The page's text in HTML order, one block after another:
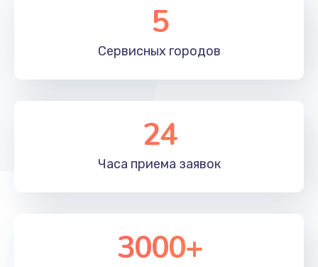
5
Сервисных городов
24
Часа приема заявок
3000+